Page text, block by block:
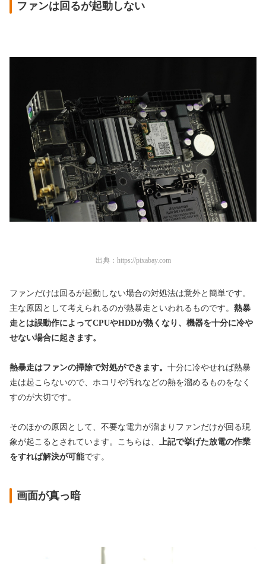
ファンは回るが起動しない
出典： https://pixabay.com
ファンだけは回るが起動しない場合の対処法は意外と簡単です。
主な原因として考えられるのが熱暴走といわれるものです。 熱暴
走とは誤動作によってCPUやHDDが熱くなり、機器を十分に冷や
せない場合に起きます。
熱暴走はファンの掃除で対処ができます。 十分に冷やせれば熱暴
走は起こらないので、ホコリや汚れなどの熱を溜めるものをなく
すのが大切です。
そのほかの原因として、不要な電力が溜まりファンだけが回る現
象が起こるとされています。こちらは、
上記で挙げた放電の作業
をすれば解決が可能です。
画面が真っ暗